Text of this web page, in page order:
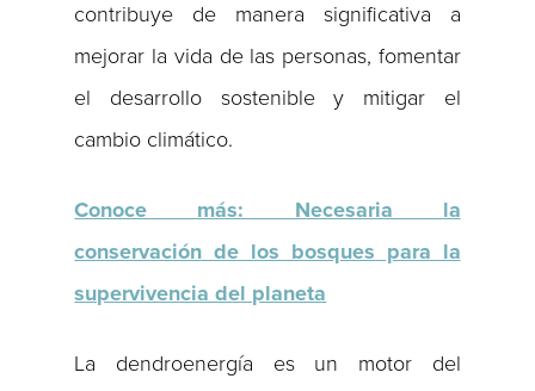
contribuye de manera significativa a
mejorar la vida de las personas, fomentar
el desarrollo sostenible y mitigar el
cambio climático.
Conoce más: Necesaria la
conservación de los bosques para la
supervivencia del planeta
La dendroenergía es un motor del